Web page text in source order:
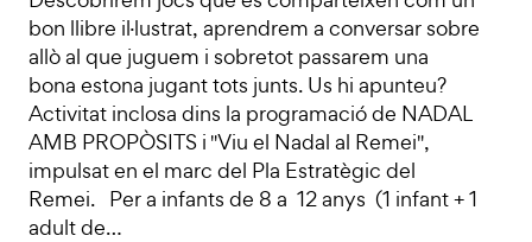
bon llibre il·lustrat, aprendrem a conversar sobre
allò al que juguem i sobretot passarem una
bona estona jugant tots junts. Us hi apunteu?
Activitat inclosa dins la programació de NADAL
AMB PROPÒSITS i "Viu el Nadal al Remei",
impulsat en el marc del Pla Estratègic del
Remei. Per a infants de 8 a 12 anys (1 infant + 1
adult de…